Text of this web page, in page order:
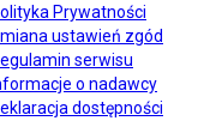
Prywatności
ustawień zgód
serwisu
o nadawcy
dostępności